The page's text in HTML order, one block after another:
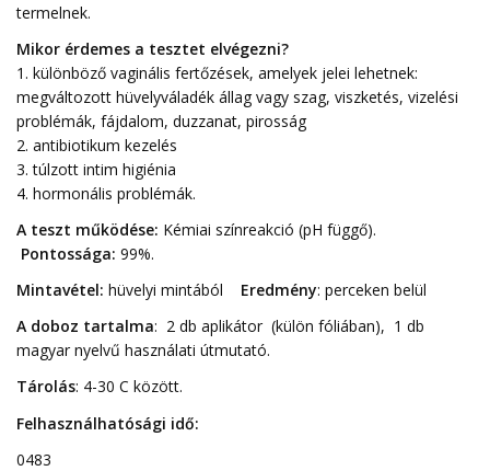
termelnek.
Mikor érdemes a tesztet elvégezni?
1. különböző vaginális fertőzések, amelyek jelei lehetnek:
megváltozott hüvelyváladék állag vagy szag, viszketés, vizelési
problémák, fájdalom, duzzanat, pirosság
2. antibiotikum kezelés
3. túlzott intim higiénia
4. hormonális problémák.
A teszt működése: Kémiai színreakció (pH függő).
Pontossága: 99%.
Mintavétel: hüvelyi mintából Eredmény: perceken belül
A doboz tartalma: 2 db aplikátor (külön fóliában), 1 db
magyar nyelvű használati útmutató.
Tárolás: 4-30 C között.
Felhasználhatósági idő:
0483